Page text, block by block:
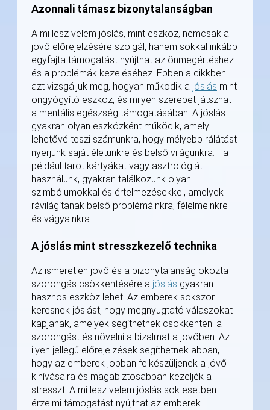
Azonnali támasz bizonytalanságban
A mi lesz velem jóslás, mint eszköz, nemcsak a
jövő előrejelzésére szolgál, hanem sokkal inkább
egyfajta támogatást nyújthat az önmegértéshez
és a problémák kezeléséhez. Ebben a cikkben
azt vizsgáljuk meg, hogyan működik a jóslás mint
öngyógyító eszköz, és milyen szerepet játszhat
a mentális egészség támogatásában. A jóslás
gyakran olyan eszközként működik, amely
lehetővé teszi számunkra, hogy mélyebb rálátást
nyerjünk saját életünkre és belső világunkra. Ha
például tarot kártyákat vagy asztrológiát
használunk, gyakran találkozunk olyan
szimbólumokkal és értelmezésekkel, amelyek
rávilágítanak belső problémáinkra, félelmeinkre
és vágyainkra.
A jóslás mint stresszkezelő technika
Az ismeretlen jövő és a bizonytalanság okozta
szorongás csökkentésére a jóslás gyakran
hasznos eszköz lehet. Az emberek sokszor
keresnek jóslást, hogy megnyugtató válaszokat
kapjanak, amelyek segíthetnek csökkenteni a
szorongást és növelni a bizalmat a jövőben. Az
ilyen jellegű előrejelzések segíthetnek abban,
hogy az emberek jobban felkészüljenek a jövő
kihívásaira és magabiztosabban kezeljék a
stresszt. A mi lesz velem jóslás sok esetben
érzelmi támogatást nyújthat az emberek